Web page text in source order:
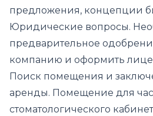
предложения, концепции
Юридические вопросы.
предварительное
компанию и оформить
Поиск помещения и
аренды. Помещение для
стоматологического